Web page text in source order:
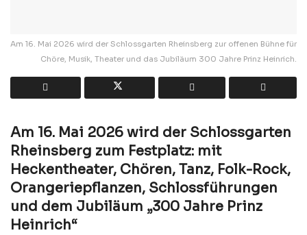
Am 16. Mai 2026 wird der Schlossgarten Rheinsberg zur offenen Bühne für
Chöre, Musik, Theater und das Jubiläum 300 Jahre Prinz Heinrich.
Am 16. Mai 2026 wird der Schlossgarten
Rheinsberg zum Festplatz: mit
Heckentheater, Chören, Tanz, Folk-Rock,
Orangeriepflanzen, Schlossführungen
und dem Jubiläum „300 Jahre Prinz
Heinrich“